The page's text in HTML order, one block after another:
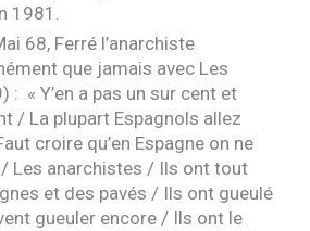
1981.
68, Ferré l’anarchiste
que jamais avec Les
« Y’en a pas un sur cent et
/ La plupart Espagnols allez
croire qu’en Espagne on ne
Les anarchistes / Ils ont tout
et des pavés / Ils ont gueulé
gueuler encore / Ils ont le